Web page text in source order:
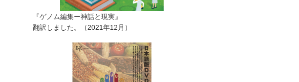
『ゲノム編集ー神話と現実』
翻訳しました。（2021年12月）